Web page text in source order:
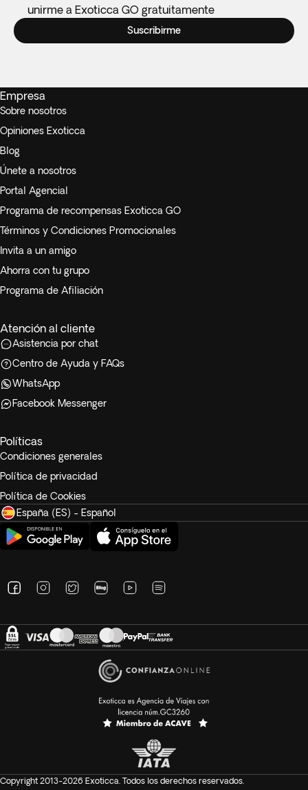
unirme a Exoticca GO gratuitamente
Suscribirme
Empresa
Sobre nosotros
Opiniones Exoticca
Blog
Únete a nosotros
Portal Agencial
Programa de recompensas Exoticca GO
Términos y Condiciones Promocionales
Invita a un amigo
Ahorra con tu grupo
Programa de Afiliación
Atención al cliente
Asistencia por chat
Centro de Ayuda y FAQs
WhatsApp
Facebook Messenger
Políticas
Condiciones generales
Política de privacidad
Política de Cookies
España (ES) - Español
Copyright 2013-2026 Exoticca. Todos los derechos reservados.